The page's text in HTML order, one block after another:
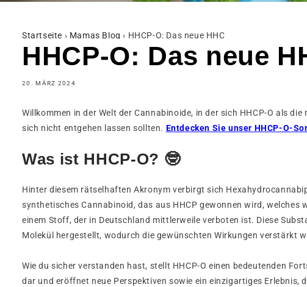
Startseite › Mamas Blog › HHCP-O: Das neue HHC
HHCP-O: Das neue
20. MÄRZ 2024
Willkommen in der Welt der Cannabinoide, in der sich HHCP-O als
sich nicht entgehen lassen sollten. Entdecken Sie unser HHCP-O-
Was ist HHCP-O? 🤓
Hinter diesem rätselhaften Akronym verbirgt sich
synthetisches Cannabinoid, das aus HHCP gewonnen wird, welches
einem Stoff, der in Deutschland mittlerweile verboten ist. Diese
Molekül hergestellt, wodurch die gewünschten Wirkungen verstärkt
Wie du sicher verstanden hast, stellt HHCP-O einen bedeutenden
dar und eröffnet neue Perspektiven sowie ein einzigartiges Erlebnis,